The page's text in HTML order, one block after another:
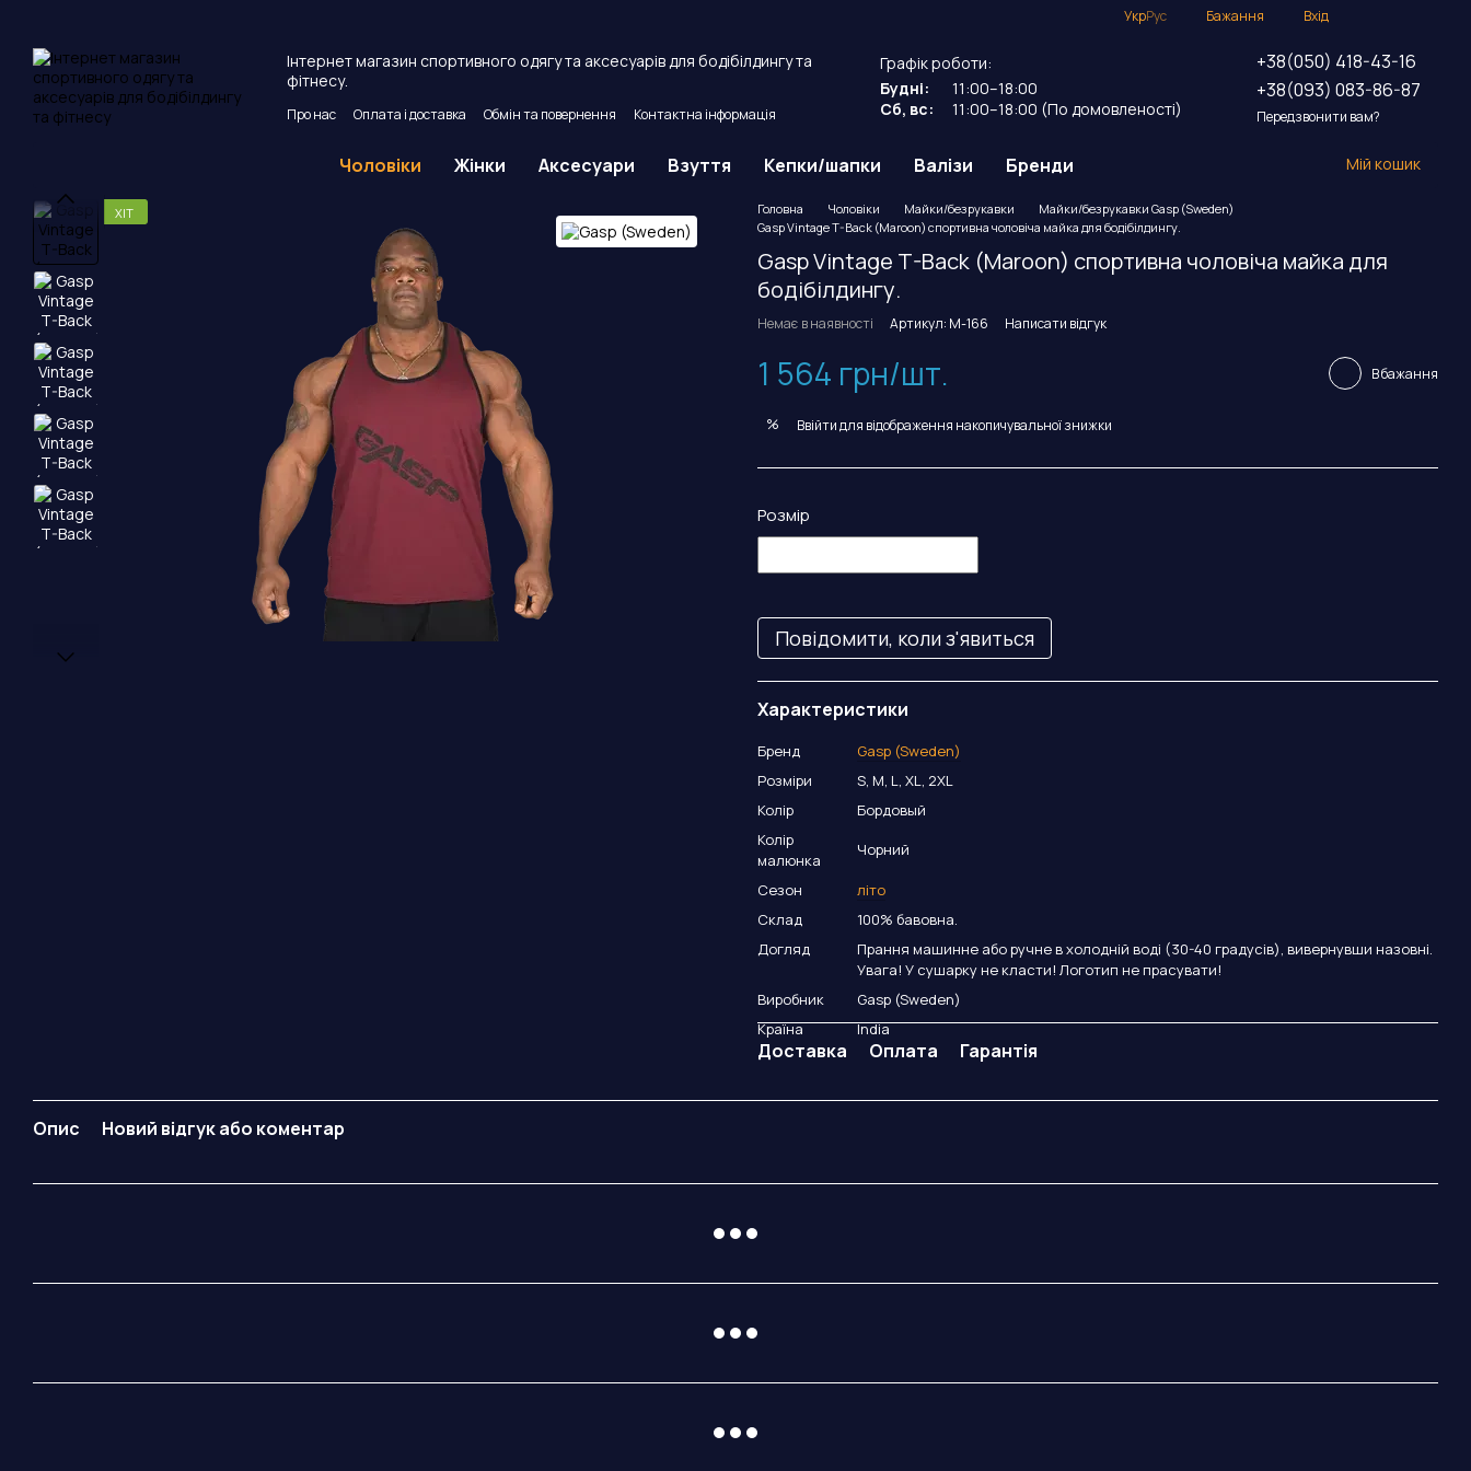
УкрРус Бажання Вхід
Інтернет магазин спортивного одягу та аксесуарів для бодібілдингу та
фітнесу.
Про нас Оплата і доставка Обмін та повернення
Контактна інформація
Графік роботи:
Будні:
11:00–18:00
Сб, вс:
11:00–18:00 (По домовленості)
+38(050) 418-43-16
+38(093) 083-86-87
Передзвонити вам?
Чоловіки Жінки Аксесуари Взуття Кепки/шапки Валізи Бренди Мій кошик
ХІТ Головна Чоловіки Майки/безрукавки
Майки/безрукавки Gasp (Sweden)
Gasp Vintage T-Back (Maroon) спортивна чоловіча майка для бодібілдингу.
Gasp Vintage T-Back (Maroon) спортивна чоловіча майка для
бодібілдингу.
Немає в наявності Артикул: M-166 Написати відгук
1 564 грн/шт. В бажання
% Ввійтидля відображення накопичувальної знижки
Розмір
Повідомити, коли з'явиться
Характеристики
Бренд
Gasp (Sweden)
Розміри
S, M, L, XL, 2XL
Колір
Бордовый
Колір
малюнка
Чорний
Сезон
літо
Склад
100% бавовна.
Догляд
Прання машинне або ручне в холодній воді (30-40 градусів), вивернувши назовні.
Увага! У сушарку не класти! Логотип не прасувати!
Виробник
Gasp (Sweden)
Країна
India
Доставка Оплата Гарантія
Опис Новий відгук або коментар